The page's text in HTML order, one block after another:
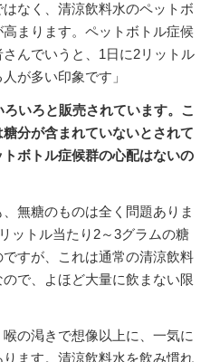
なく、清涼飲料水のペットボ
まります。ペットボトル症候
んでいうと、1日に2リットル
が多い印象です」
いろと販売されています。こ
分が含まれていないとされて
ボトル症候群の心配はないの
無糖のものは全く問題ありま
ットル当たり2～3グラムの糖
すが、これは通常の清涼飲料
で、よほど大量に飲まない限
の渇きで想像以上に、一気に
ます。清涼飲料水を飲み慣れ